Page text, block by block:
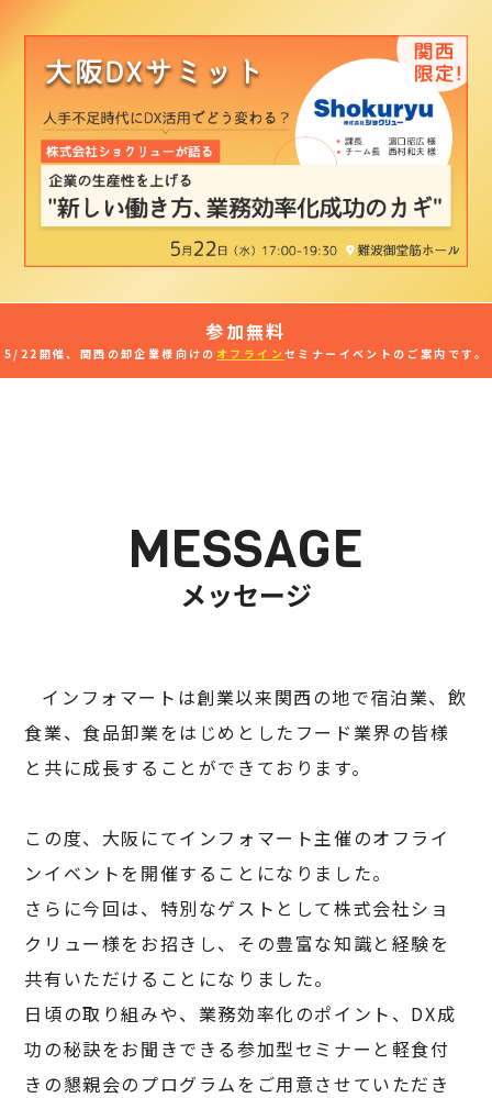
参加無料
5/22開催、関西の卸企業様向けの オフラインセミナーイベントのご案内です。
MESSAGE
メッセージ
インフォマートは創業以来関西の地で宿泊業、飲
食業、食品卸業をはじめとしたフード業界の皆様
と共に成長することができております。
この度、大阪にてインフォマート主催のオフライ
ンイベントを開催することになりました。
さらに今回は、特別なゲストとして株式会社ショ
クリュー様をお招きし、その豊富な知識と経験を
共有いただけることになりました。
日頃の取り組みや、業務効率化のポイント、DX成
功の秘訣をお聞きできる参加型セミナーと軽食付
きの懇親会のプログラムをご用意させていただき